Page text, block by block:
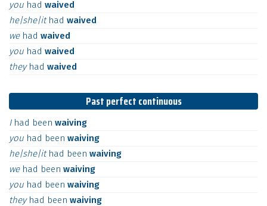
you had waived
he|she|it had waived
we had waived
you had waived
they had waived
Past perfect continuous
I had been waiving
you had been waiving
he|she|it had been waiving
we had been waiving
you had been waiving
they had been waiving